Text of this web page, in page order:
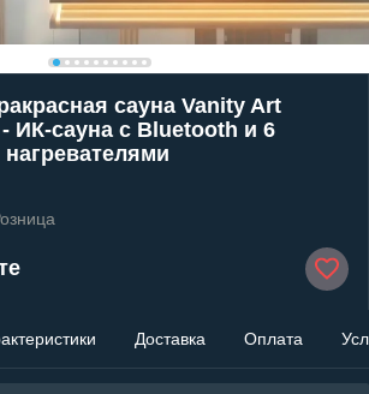
сауна Vanity Art
ИК-сауна с Bluetooth и 6
Доставка Оплата